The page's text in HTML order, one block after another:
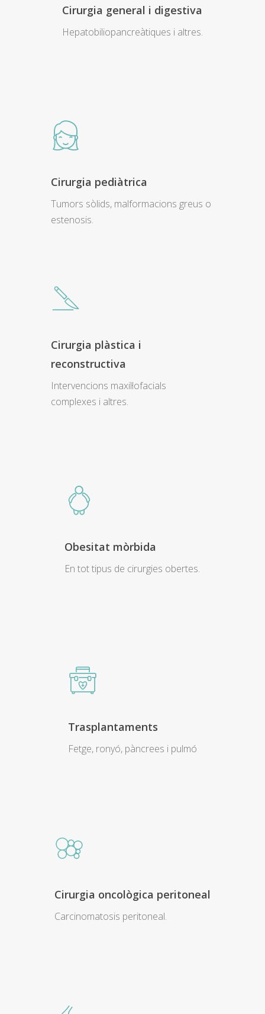
Cirurgia general i digestiva
Hepatobiliopancreàtiques i altres.
Cirurgia pediàtrica
Tumors sòlids, malformacions greus o
estenosis.
Cirurgia plàstica i
reconstructiva
Intervencions maxil·lofacials
complexes i altres.
Obesitat mòrbida
En tot tipus de cirurgies obertes.
Trasplantaments
Fetge, ronyó, pàncrees i pulmó
Cirurgia oncològica peritoneal
Carcinomatosis peritoneal.